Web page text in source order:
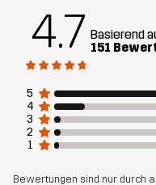
4.7 Basierend
151
5
4
3
2
1
Bewertungen sind nur durch